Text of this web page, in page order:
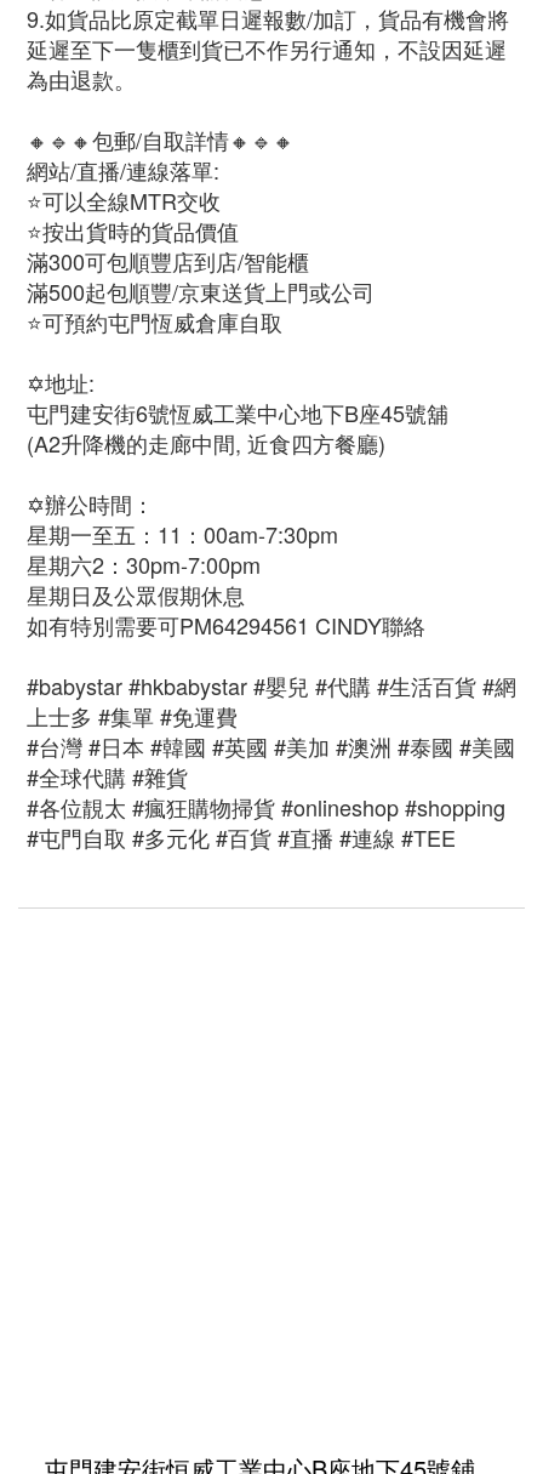
9.如貨品比原定截單日遲報數/加訂，貨品有機會將
延遲至下一隻櫃到貨已不作另行通知，不設因延遲
為由退款。
🔸🔹🔸包郵/自取詳情🔸🔹🔸
網站/直播/連線落單:
⭐可以全線MTR交收
⭐按出貨時的貨品價值
滿300可包順豐店到店/智能櫃
滿500起包順豐/京東送貨上門或公司
⭐可預約屯門恆威倉庫自取
✡️地址:
屯門建安街6號恆威工業中心地下B座45號舖
(A2升降機的走廊中間, 近食四方餐廳)
✡️辦公時間：
星期一至五：11：00am-7:30pm
星期六2：30pm-7:00pm
星期日及公眾假期休息
如有特別需要可PM64294561 CINDY聯絡
#babystar #hkbabystar #嬰兒 #代購 #生活百貨 #網
上士多 #集單 #免運費
#台灣 #日本 #韓國 #英國 #美加 #澳洲 #泰國 #美國
#全球代購 #雜貨
#各位靚太 #瘋狂購物掃貨 #onlineshop #shopping
#屯門自取 #多元化 #百貨 #直播 #連線 #TEE